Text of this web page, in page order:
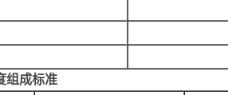
组成标准